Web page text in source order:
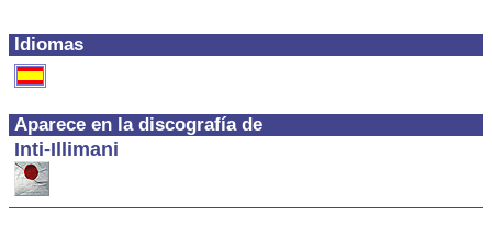
Idiomas
Aparece en la discografía de
Inti-Illimani